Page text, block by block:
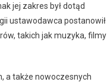
jej zakres był dotąd
ustawodawca postanowił
takich jak muzyka, filmy
a także nowoczesnych